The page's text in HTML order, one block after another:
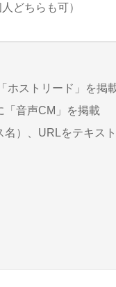
どちらも可）
ホストリード」を掲
「音声CM」を掲載
名）、URLをテキス